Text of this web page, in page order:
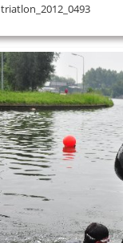
triatlon_2012_0493